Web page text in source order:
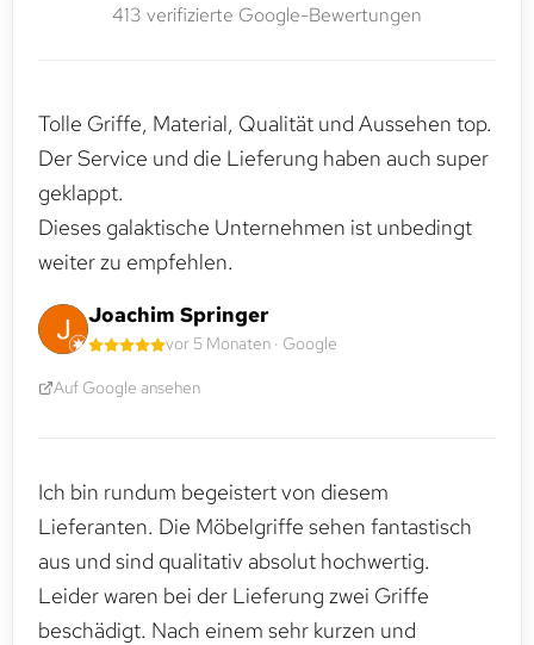
413 verifizierte Google-Bewertungen
Tolle Griffe, Material, Qualität und Aussehen top.
Der Service und die Lieferung haben auch super
geklappt.
Dieses galaktische Unternehmen ist unbedingt
weiter zu empfehlen.
Joachim Springer
vor 5 Monaten · Google
Auf Google ansehen
Ich bin rundum begeistert von diesem
Lieferanten. Die Möbelgriffe sehen fantastisch
aus und sind qualitativ absolut hochwertig.
Leider waren bei der Lieferung zwei Griffe
beschädigt. Nach einem sehr kurzen und